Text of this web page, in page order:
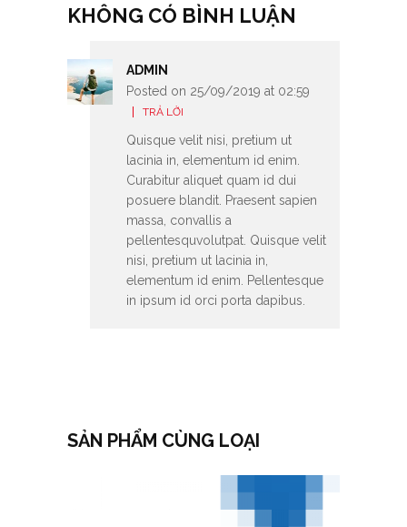
KHÔNG CÓ BÌNH LUẬN
ADMIN
Posted on 25/09/2019 at 02:59
TRẢ LỜI
Quisque velit nisi, pretium ut
lacinia in, elementum id enim.
Curabitur aliquet quam id dui
posuere blandit. Praesent sapien
massa, convallis a
pellentesquvolutpat. Quisque velit
nisi, pretium ut lacinia in,
elementum id enim. Pellentesque
in ipsum id orci porta dapibus.
SẢN PHẨM CÙNG LOẠI